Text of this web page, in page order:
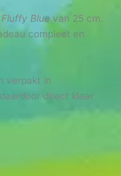
Fluffy Bluevan 25 cm.
compleet en
verpakt in
direct klaar